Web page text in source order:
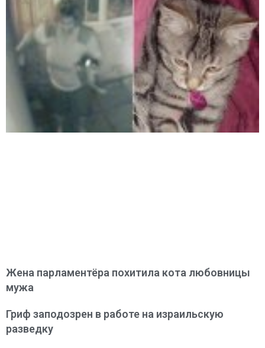
Жена парламентёра похитила кота любовницы
мужа
Гриф заподозрен в работе на израильскую
разведку